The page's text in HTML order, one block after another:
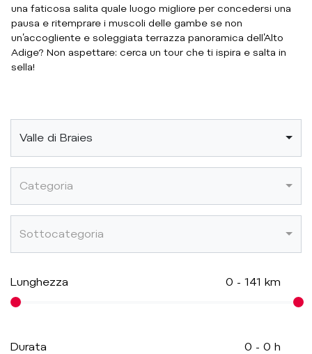
una faticosa salita quale luogo migliore per concedersi una
pausa e ritemprare i muscoli delle gambe se non
un’accogliente e soleggiata terrazza panoramica dell’Alto
Adige? Non aspettare: cerca un tour che ti ispira e salta in
sella!
Valle di Braies
Categoria
Sottocategoria
Lunghezza 0 - 141 km
Durata 0 - 0 h